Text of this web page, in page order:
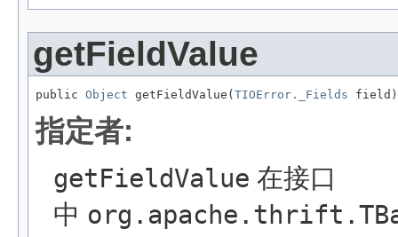
getFieldValue
public Object getFieldValue( TIOError._Fields field)
指定者:
getFieldValue 在接口
中